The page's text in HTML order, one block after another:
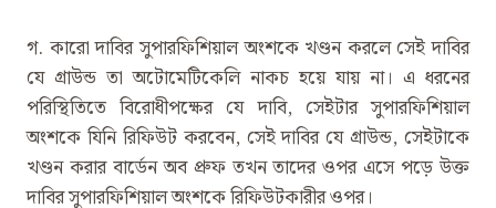
গ. কারো দাবির সুপারফিশিয়াল অংশকে খণ্ডন করলে সেই দাবির
যে গ্রাউন্ড তা অটোমেটিকেলি নাকচ হয়ে যায় না। এ ধরনের
পরিস্থিতিতে বিরোধীপক্ষের যে দাবি, সেইটার সুপারফিশিয়াল
অংশকে যিনি রিফিউট করবেন, সেই দাবির যে গ্রাউন্ড, সেইটাকে
খণ্ডন করার বার্ডেন অব প্রুফ তখন তাদের ওপর এসে পড়ে উক্ত
দাবির সুপারফিশিয়াল অংশকে রিফিউটকারীর ওপর।